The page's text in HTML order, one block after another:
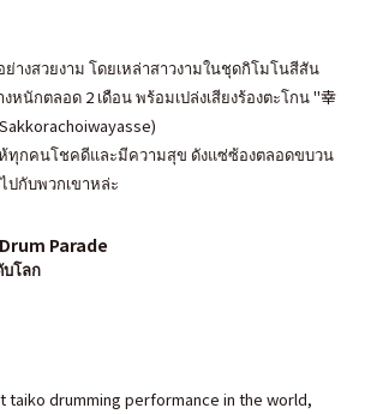
างสวยงาม โดยเหล่าสาวงามในชุดกิโมโนสีสัน
นักตลอด 2 เดือน พร้อมเปล่งเสียงร้องตะโกน "幸
ทุกคนโชคดีและมีความสุข ดังแซ่ซ้องตลอดขบวน
ปกับพวกเขาหล่ะ
Parade
บโลก
taiko drumming performance in the world,